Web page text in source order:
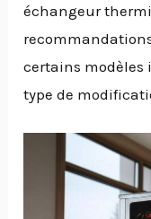
échangeur
certains
type de